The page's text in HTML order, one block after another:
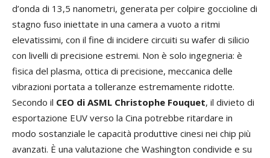
d’onda di 13,5 nanometri, generata per colpire goccioline di
stagno fuso iniettate in una camera a vuoto a ritmi
elevatissimi, con il fine di incidere circuiti su wafer di silicio
con livelli di precisione estremi. Non è solo ingegneria: è
fisica del plasma, ottica di precisione, meccanica delle
vibrazioni portata a tolleranze estremamente ridotte.
Secondo il CEO di ASML Christophe Fouquet, il divieto di
esportazione EUV verso la Cina potrebbe ritardare in
modo sostanziale le capacità produttive cinesi nei chip più
avanzati. È una valutazione che Washington condivide e su